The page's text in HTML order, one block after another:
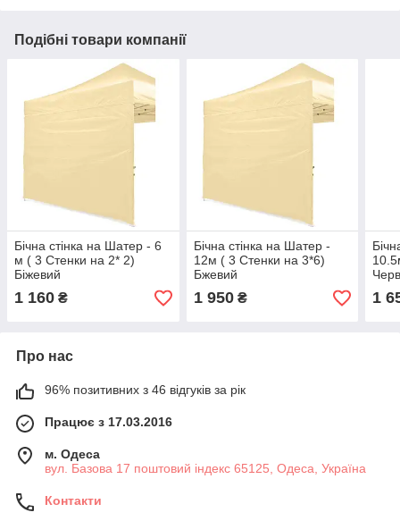
Подібні товари компанії
Бічна стінка на Шатер - 6
м ( 3 Стенки на 2* 2)
Біжевий
1 160 ₴
Бічна стінка на Шатер -
12м ( 3 Стенки на 3*6)
Бжевий
1 950₴ 1
Про нас
96% позитивних з 46 відгуків за рік
Працює з 17.03.2016
м. Одеса
вул. Базова 17 поштовий індекс 65125, Одеса, Україна
Контакти